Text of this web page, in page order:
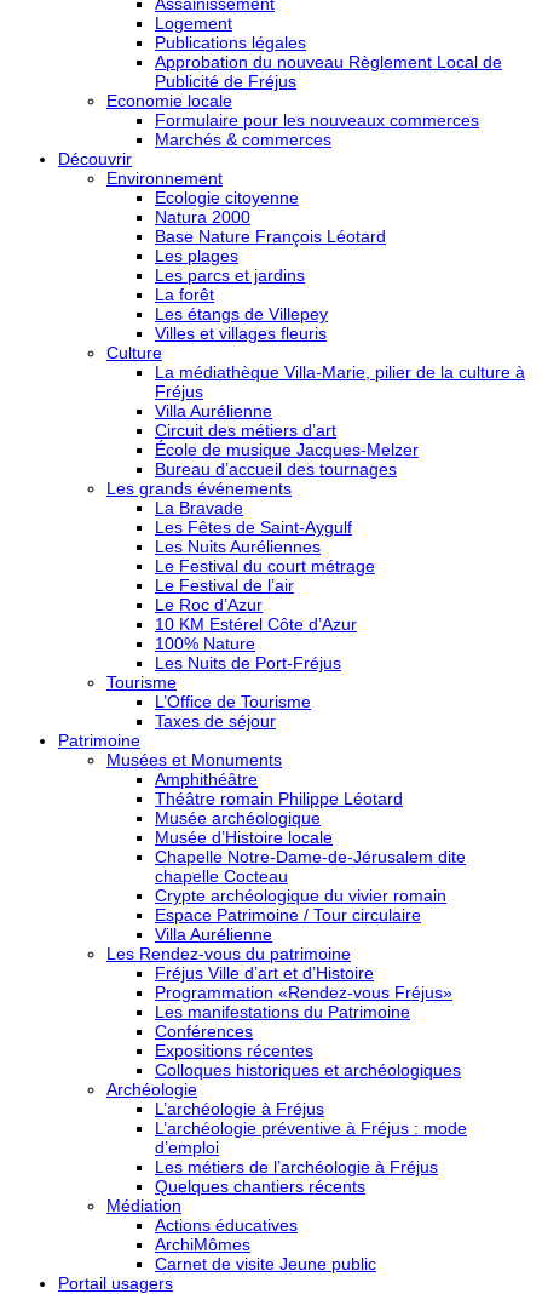
Logement
Publications légales
Approbation du nouveau Règlement Local de
Publicité de Fréjus
Economie locale
Formulaire pour les nouveaux commerces
Marchés & commerces
Découvrir
Environnement
Ecologie citoyenne
Natura 2000
Base Nature François Léotard
Les plages
Les parcs et jardins
La forêt
Les étangs de Villepey
Villes et villages fleuris
Culture
La médiathèque Villa-Marie, pilier de la culture à
Fréjus
Villa Aurélienne
Circuit des métiers d’art
École de musique Jacques-Melzer
Bureau d’accueil des tournages
Les grands événements
La Bravade
Les Fêtes de Saint-Aygulf
Les Nuits Auréliennes
Le Festival du court métrage
Le Festival de l’air
Le Roc d’Azur
10 KM Estérel Côte d’Azur
100% Nature
Les Nuits de Port-Fréjus
Tourisme
L’Office de Tourisme
Taxes de séjour
Patrimoine
Musées et Monuments
Amphithéâtre
Théâtre romain Philippe Léotard
Musée archéologique
Musée d’Histoire locale
Chapelle Notre-Dame-de-Jérusalem dite
chapelle Cocteau
Crypte archéologique du vivier romain
Espace Patrimoine / Tour circulaire
Villa Aurélienne
Les Rendez-vous du patrimoine
Fréjus Ville d’art et d’Histoire
Programmation «Rendez-vous Fréjus»
Les manifestations du Patrimoine
Conférences
Expositions récentes
Colloques historiques et archéologiques
Archéologie
L’archéologie à Fréjus
L’archéologie préventive à Fréjus : mode
d’emploi
Les métiers de l’archéologie à Fréjus
Quelques chantiers récents
Médiation
Actions éducatives
ArchiMômes
Carnet de visite Jeune public
Portail usagers